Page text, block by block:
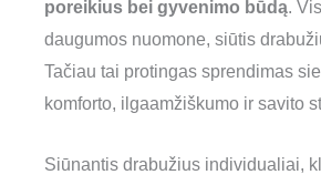
poreikius bei gyvenimo būdą.
daugumos nuomone, siūtis
Tačiau tai protingas sprendimas
komforto, ilgaamžiškumo ir savito
Siūnantis drabužius individualiai,